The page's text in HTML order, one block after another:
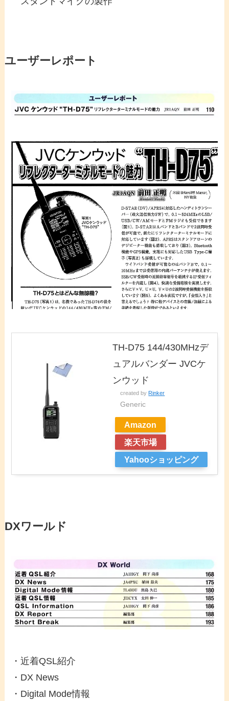
ユーザーレポート
TH-D75 144/430MHzデ
ュアルバンダー JVCケ
ンウッド
created by Rinker
Generic
Amazon
楽天市場
Yahooショッピング
DXワールド
・近着QSL紹介
・DX News
・Digital Mode情報